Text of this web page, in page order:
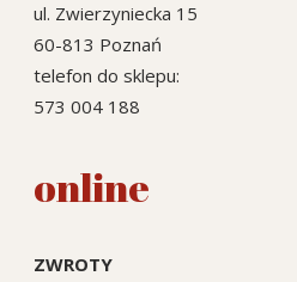
ul. Zwierzyniecka 15
60-813 Poznań
telefon do sklepu:
573 004 188
online
ZWROTY